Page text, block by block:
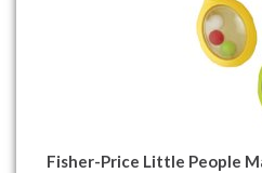
Fisher-Price Little People